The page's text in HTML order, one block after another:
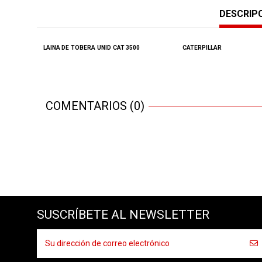
LAINA DE TOBERA UNID CAT 3500 CATERPILLAR
COMENTARIOS (0)
SUSCRÍBETE AL NEWSLETTER